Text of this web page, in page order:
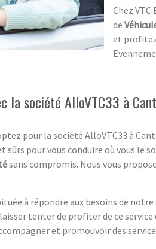
Chez
de
et profitez
la société AlloVTC33 à
pour la société AlloVTC33 à
pour vous conduire où vous le
sans compromis. Nous vous
à répondre aux besoins de
tenter de profiter de ce
et promouvoir des